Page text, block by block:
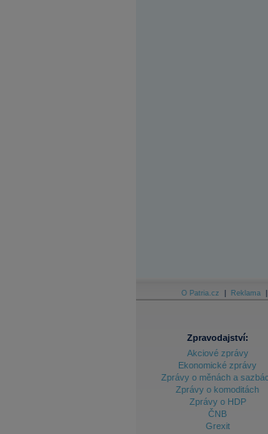
O Patria.cz Reklama
Zpravodajství:
Akciové zprávy
Ekonomické zprávy
Zprávy o měnách a
Zprávy o komoditách
Zprávy o HDP
ČNB
Grexit